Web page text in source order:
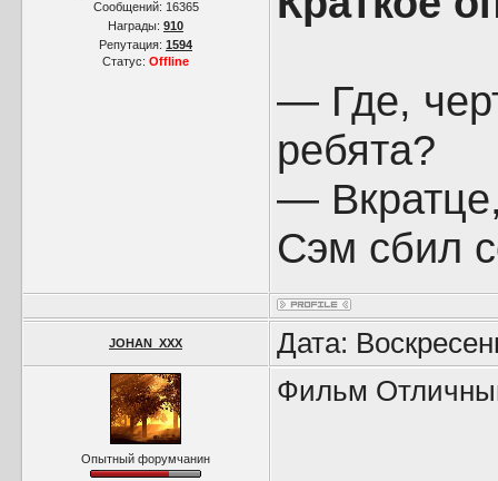
Сообщений: 16365
Награды: 910
Репутация: 1594
Статус: Offline
— Где,
ребята?
—
Сэм сбил
JOHAN_XXX Дата:
Опытный форумчанин
Фильм